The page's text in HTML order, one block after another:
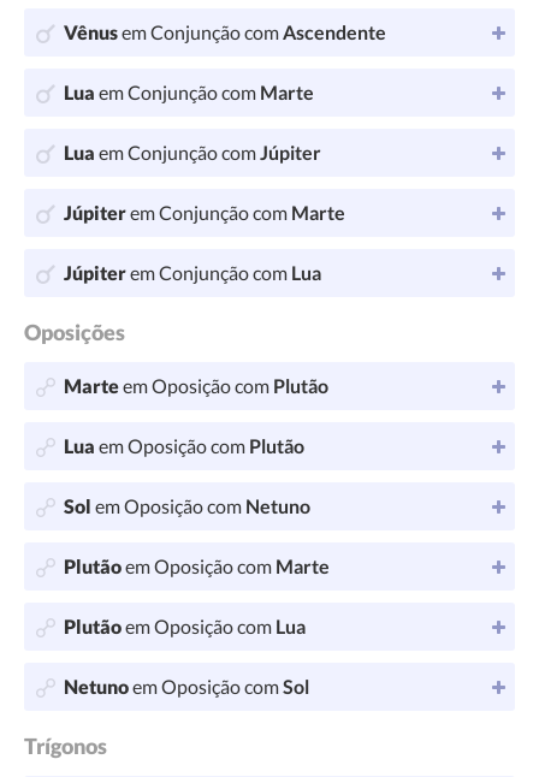
Vênusem Conjunção comAscendente
Lua em Conjunção com Marte
Lua em Conjunção comJúpiter
Júpiterem Conjunção com Marte
Júpiterem Conjunção com Lua
Oposições
Marteem Oposição com Plutão
Lua em Oposição com Plutão
Sol em Oposição com Netuno
Plutãoem Oposição com Marte
Plutãoem Oposição com Lua
Netunoem Oposição comSol
Trígonos